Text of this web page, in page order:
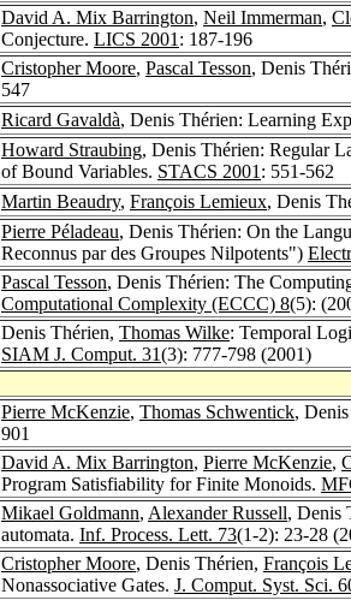
David A. Mix Barrington, Neil Immerman,
Conjecture. LICS 2001 : 187-196
Cristopher Moore, Pascal Tesson, Denis
547
Ricard Gavaldà, Denis Thérien: Learning
Howard Straubing, Denis Thérien: Regular
of Bound Variables. STACS 2001 : 551-562
Martin Beaudry, François Lemieux, Denis
Pierre Péladeau, Denis Thérien: On the
Reconnus par des Groupes Nilpotents")
Pascal Tesson, Denis Thérien: The
Computational Complexity (ECCC) 8(5):
Denis Thérien, Thomas Wilke: Temporal
SIAM J. Comput. 31(3): 777-798 (2001)
Pierre McKenzie, Thomas Schwentick,
901
David A. Mix Barrington, Pierre McKenzie,
Program Satisfiability for Finite Monoids.
Mikael Goldmann, Alexander Russell, Denis
automata. Inf. Process. Lett. 73(1-2): 23-28
Cristopher Moore, Denis Thérien, François
Nonassociative Gates. J. Comput. Syst. Sci.